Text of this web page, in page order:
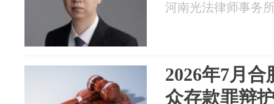
河南光法律师事务
2026年7月
众存款罪辩